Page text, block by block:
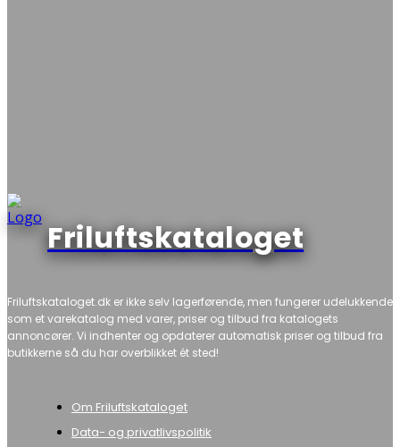
Friluftskataloget
Friluftskataloget.dk er ikke selv lagerførende, men fungerer udelukkende
som et varekatalog med varer, priser og tilbud fra katalogets
annoncører. Vi indhenter og opdaterer automatisk priser og tilbud fra
butikkerne så du har overblikket ét sted!
Om Friluftskataloget
Data- og privatlivspolitik